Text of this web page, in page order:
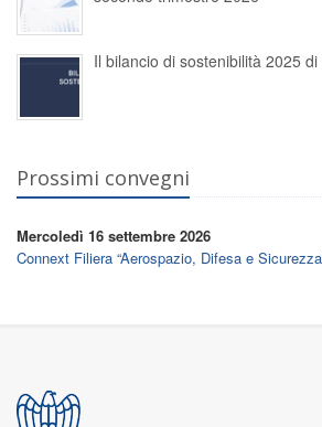
Il bilancio di sostenibilità 2025
Prossimi convegni
Mercoledì 16 settembre 2026
Connext Filiera “Aerospazio, Difesa e